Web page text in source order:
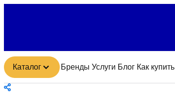
Каталог Бренды Услуги Блог Как купить